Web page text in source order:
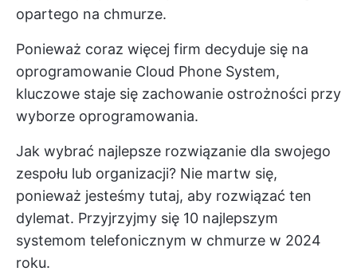
opartego na chmurze.
Ponieważ coraz więcej firm decyduje się na
oprogramowanie Cloud Phone System,
kluczowe staje się zachowanie ostrożności przy
wyborze oprogramowania.
Jak wybrać najlepsze rozwiązanie dla swojego
zespołu lub organizacji? Nie martw się,
ponieważ jesteśmy tutaj, aby rozwiązać ten
dylemat. Przyjrzyjmy się 10 najlepszym
systemom telefonicznym w chmurze w 2024
roku.